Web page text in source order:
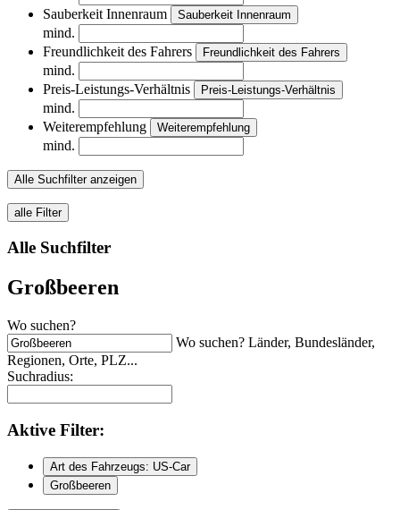
Sauberkeit Innenraum
Sauberkeit Innenraum
mind.
Freundlichkeit des Fahrers
Freundlichkeit des Fahrers
mind.
Preis-Leistungs-Verhältnis
Preis-Leistungs-Verhältnis
mind.
Weiterempfehlung
Weiterempfehlung
mind.
Alle Suchfilter anzeigen
alle Filter
Alle Suchfilter
Großbeeren
Wo suchen?
Wo suchen? Länder, Bundesländer,
Regionen, Orte, PLZ...
Suchradius:
Aktive Filter:
Art des Fahrzeugs: US-Car
Großbeeren